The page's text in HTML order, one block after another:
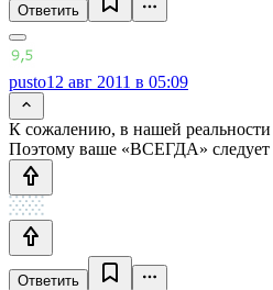
Ответить
pusto12 авг 2011 в 05:09
К сожалению, в нашей
Поэтому ваше «ВСЕГДА» следует
Ответить